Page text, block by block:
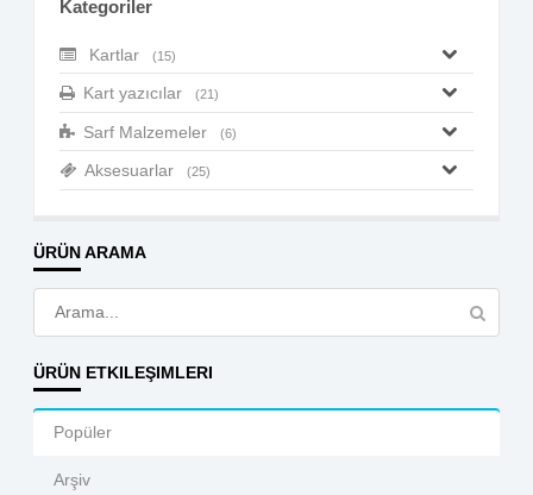
Kategoriler
Kartlar (15)
Kart yazıcılar (21)
Sarf Malzemeler (6)
Aksesuarlar (25)
ÜRÜN ARAMA
ÜRÜN ETKILEŞIMLERI
Popüler
Arşiv